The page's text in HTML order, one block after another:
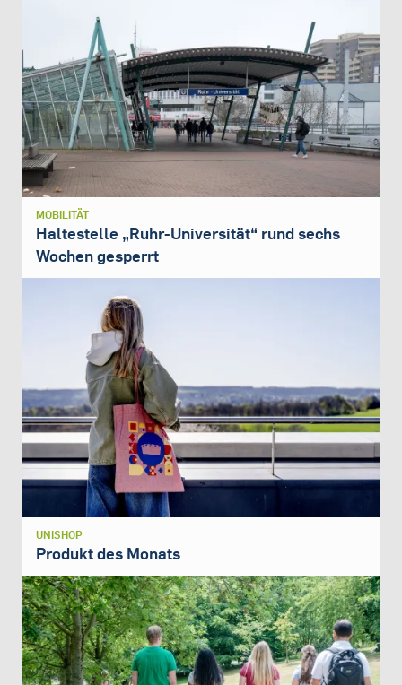
MOBILITÄT
Haltestelle „Ruhr-Universität“ rund sechs
Wochen gesperrt
UNISHOP
Produkt des Monats